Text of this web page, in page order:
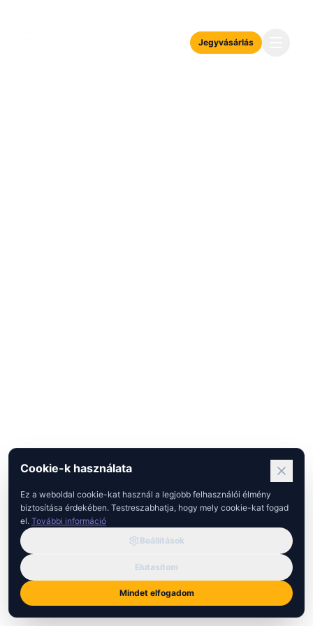
Jegyvásárlás
Cookie-k használata
Ez a weboldal cookie-kat használ a legjobb felhasználói élmény
biztosítása érdekében. Testreszabhatja, hogy mely cookie-kat fogad
el. További információ
Beállítások
Elutasítom
Mindet elfogadom